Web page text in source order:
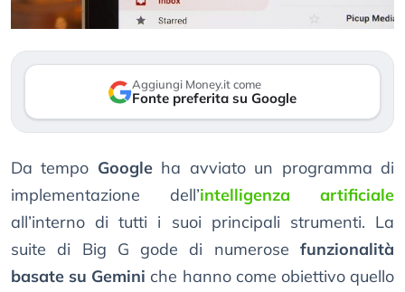
Aggiungi Money.it come
Fonte preferita su Google
Da tempo Googleha avviato un programma di
implementazione dell’intelligenza artificiale
all’interno di tutti i suoi principali strumenti. La
suite di Big G gode di numerose funzionalità
basate su Gemini che hanno come obiettivo quello